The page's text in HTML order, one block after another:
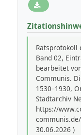
Ratsprotokoll
Band 02,
bearbeitet
Communis.
1530–1930,
Stadtarchiv
https://
30.06.2026 )